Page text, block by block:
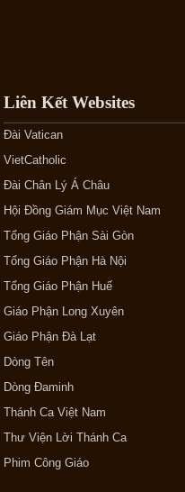
Liên Kết Websites
Đài Vatican
VietCatholic
Đài Chân Lý Á Châu
Hội Đồng Giám Mục Việt Nam
Tổng Giáo Phận Sài Gòn
Tổng Giáo Phận Hà Nội
Tổng Giáo Phận Huế
Giáo Phận Long Xuyên
Giáo Phận Đà Lạt
Dòng Tên
Dòng Đaminh
Thánh Ca Việt Nam
Thư Viện Lời Thánh Ca
Phim Công Giáo